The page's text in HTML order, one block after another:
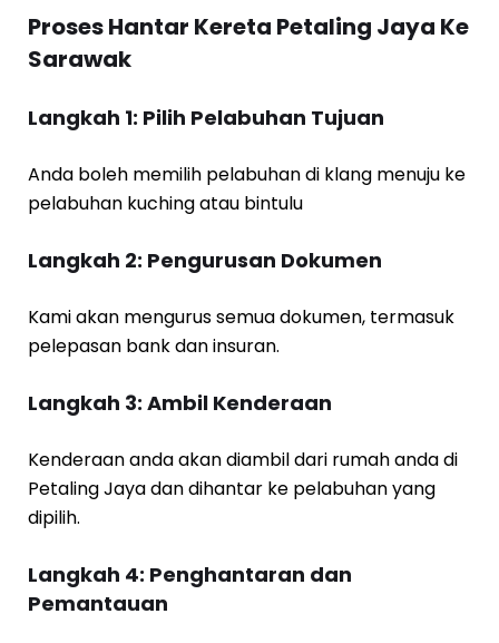
Proses Hantar Kereta Petaling Jaya Ke
Sarawak
Langkah 1: Pilih Pelabuhan Tujuan
Anda boleh memilih pelabuhan di klang menuju ke
pelabuhan kuching atau bintulu
Langkah 2: Pengurusan Dokumen
Kami akan mengurus semua dokumen, termasuk
pelepasan bank dan insuran.
Langkah 3: Ambil Kenderaan
Kenderaan anda akan diambil dari rumah anda di
Petaling Jaya dan dihantar ke pelabuhan yang
dipilih.
Langkah 4: Penghantaran dan
Pemantauan